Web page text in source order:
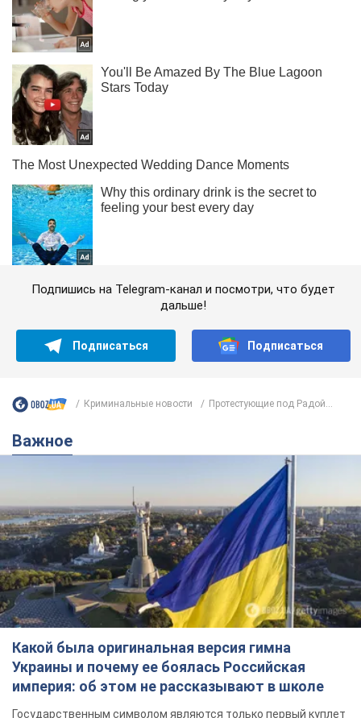
Подпишись на Telegram-канал и посмотри, что будет
дальше!
Подписаться Подписаться
Криминальные новости Протестующие под Радой...
Важное
Какой была оригинальная версия гимна
Украины и почему ее боялась Российская
империя: об этом не рассказывают в школе
Государственным символом являются только первый куплет